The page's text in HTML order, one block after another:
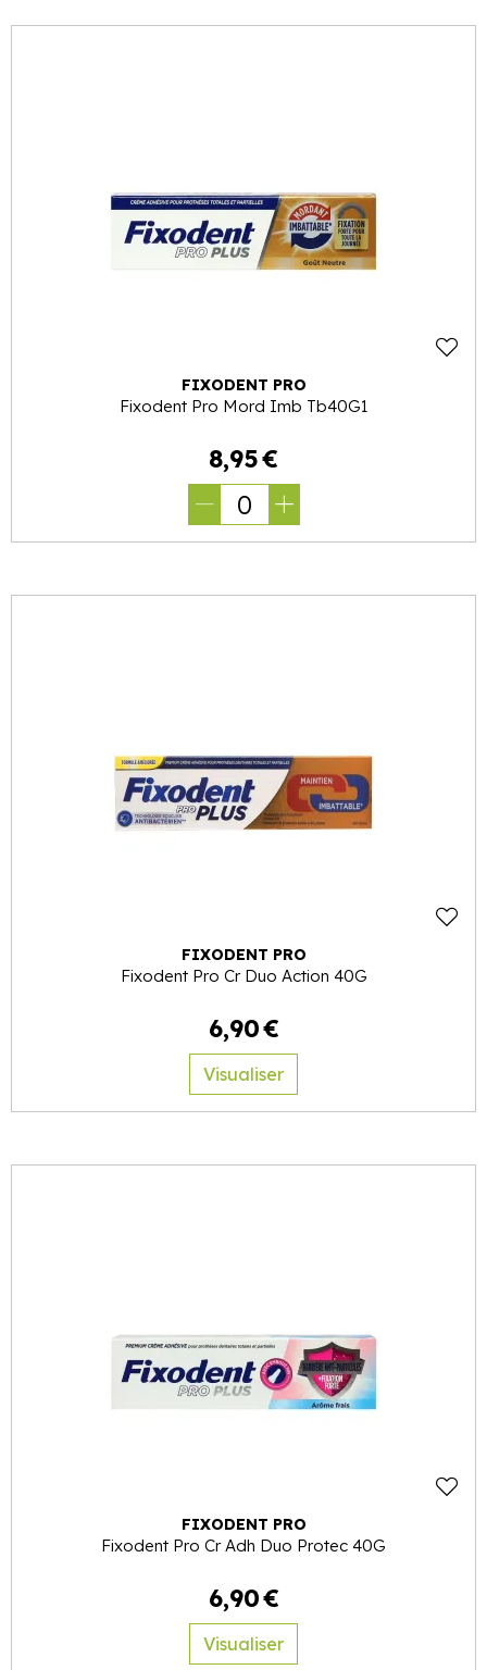
FIXODENT PRO
Fixodent Pro Mord Imb Tb40G1
8,95€
0
FIXODENT PRO
Fixodent Pro Cr Duo Action 40G
6,90€
Visualiser
FIXODENT PRO
Fixodent Pro Cr Adh Duo Protec 40G
6,90€
Visualiser